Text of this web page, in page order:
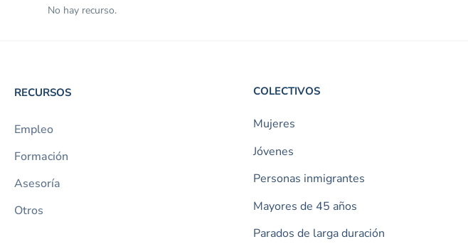
No hay recurso.
RECURSOS
Empleo
Formación
Asesoría
Otros
COLECTIVOS
Mujeres
Jóvenes
Personas inmigrantes
Mayores de 45 años
Parados de larga duración